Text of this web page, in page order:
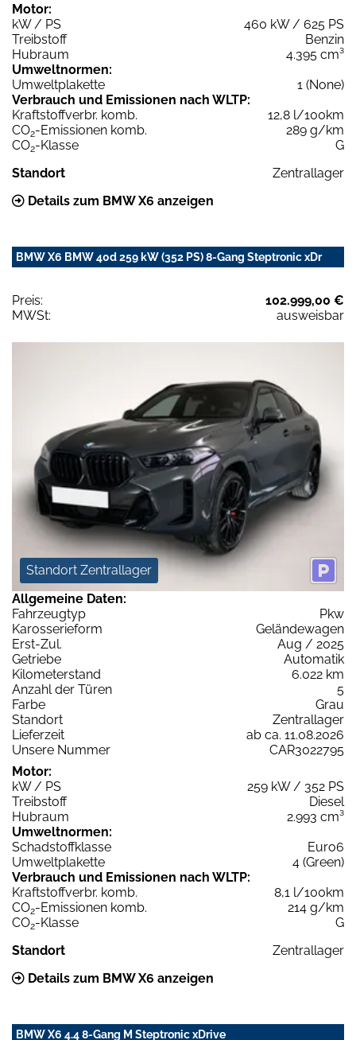
Motor:
kW / PS
460 kW / 625 PS
Treibstoff
Benzin
Hubraum
4.395 cm³
Umweltnormen:
Umweltplakette
1 (None)
Verbrauch und Emissionen nach WLTP:
Kraftstoffverbr. komb.
12,8 l/100km
CO2-Emissionen komb.
289 g/km
CO2-Klasse
G
Standort
Zentrallager
Details zum BMW X6 anzeigen
BMW X6 BMW 40d 259 kW (352 PS) 8-Gang Steptronic xDr
Preis:
102.999,00 €
MWSt:
ausweisbar
Standort Zentrallager
Allgemeine Daten:
Fahrzeugtyp
Pkw
Karosserieform
Geländewagen
Erst-Zul.
Aug / 2025
Getriebe
Automatik
Kilometerstand
6.022 km
Anzahl der Türen
5
Farbe
Grau
Standort
Zentrallager
Lieferzeit
ab ca. 11.08.2026
Unsere Nummer
CAR3022795
Motor:
kW / PS
259 kW / 352 PS
Treibstoff
Diesel
Hubraum
2.993 cm³
Umweltnormen:
Schadstoffklasse
Euro6
Umweltplakette
4 (Green)
Verbrauch und Emissionen nach WLTP:
Kraftstoffverbr. komb.
8,1 l/100km
CO2-Emissionen komb.
214 g/km
CO2-Klasse
G
Standort
Zentrallager
Details zum BMW X6 anzeigen
BMW X6 4.4 8-Gang M Steptronic xDrive